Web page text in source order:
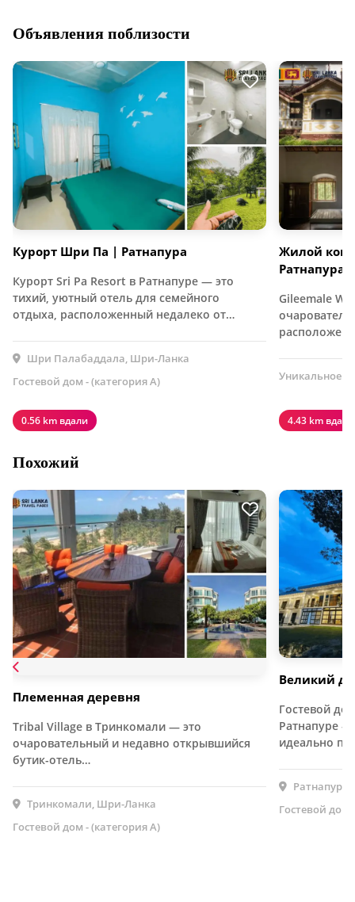
Объявления поблизости
Курорт Шри Па | Ратнапура
Курорт Sri Pa Resort в Ратнапуре — это
тихий, уютный отель для семейного
отдыха, расположенный недалеко от…
Шри Палабаддала, Шри-Ланка
Гостевой дом - (категория А)
0.56 km вдали
Жилой
Ратнапура
Gileemale
Уникальное
4.43 km вдали
Похожий
Племенная деревня
Tribal Village в Тринкомали — это
очаровательный и недавно открывшийся
бутик-отель…
Тринкомали, Шри-Ланка
Гостевой дом - (категория А)
Великий
Гостевой
Ратнапуре –
идеально
Гостевой дом